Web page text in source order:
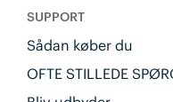
SUPPORT
Sådan køber du
OFTE STILLEDE